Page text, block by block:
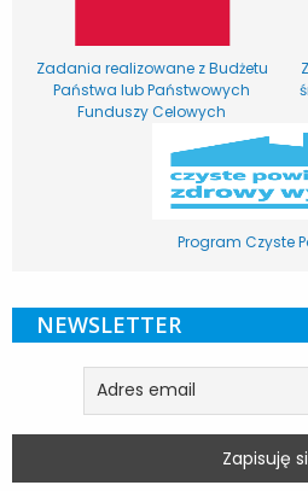
Zadania realizowane z Budżetu
Państwa lub Państwowych
Funduszy Celowych
Program Czyste
NEWSLETTER